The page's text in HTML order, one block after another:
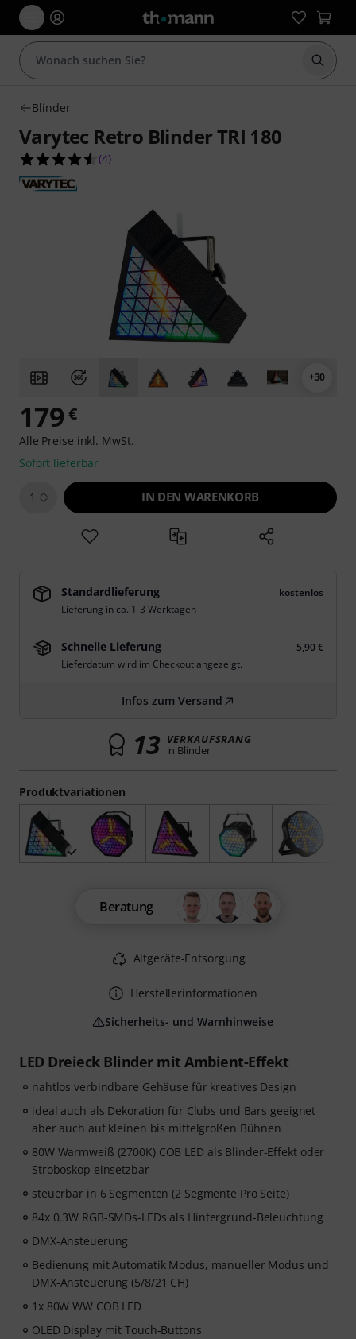
Suche
Blinder
Varytec Retro Blinder TRI 180
4.5 von 5 Sternen aus 4 Kundenbewertungen
(4)
+30
LED Dreieck Blinder mit Ambient-Effekt
nahtlos verbindbare Gehäuse für kreatives Design
ideal auch als Dekoration für Clubs und Bars geeignet
aber auch auf kleinen bis mittelgroßen Bühnen
80W Warmweiß (2700K) COB LED als Blinder-Effekt oder
Stroboskop einsetzbar
steuerbar in 6 Segmenten (2 Segmente Pro Seite)
84x 0,3W RGB-SMDs-LEDs als Hintergrund-Beleuchtung
DMX-Ansteuerung
Bedienung mit Automatik Modus, manueller Modus und
DMX-Ansteuerung (5/8/21 CH)
1x 80W WW COB LED
OLED Display mit Touch-Buttons
Produktvariationen
179 €
Alle Preise inkl. MwSt.
Sofort lieferbar
1 IN DEN WARENKORB
Standardlieferung
kostenlos
Lieferung in ca. 1-3 Werktagen
Schnelle Lieferung
5,90 €
Lieferdatum wird im Checkout angezeigt.
Infos zum Versand
13 VERKAUFSRANG
in Blinder
Beratung
Altgeräte-Entsorgung
Herstellerinformationen
Sicherheits- und Warnhinweise